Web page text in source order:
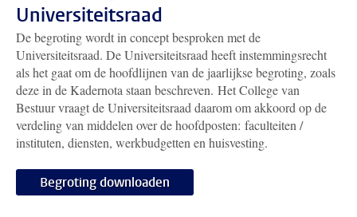
Universiteitsraad
De begroting wordt in concept besproken met de
Universiteitsraad. De Universiteitsraad heeft instemmingsrecht
als het gaat om de hoofdlijnen van de jaarlijkse begroting, zoals
deze in de Kadernota staan beschreven. Het College van
Bestuur vraagt de Universiteitsraad daarom om akkoord op de
verdeling van middelen over de hoofdposten: faculteiten /
instituten, diensten, werkbudgetten en huisvesting.
Begroting downloaden